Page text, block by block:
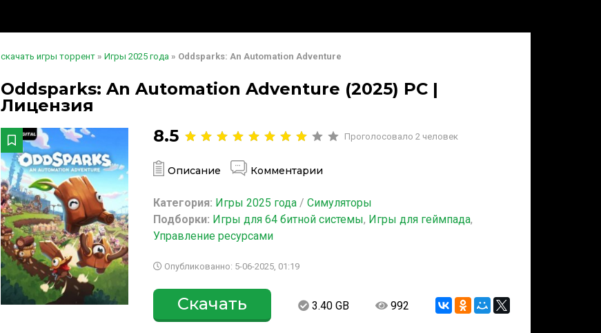
скачать игры торрент » Игры 2025 года » Oddsparks: An Automation Adventure
Oddsparks: An Automation Adventure (2025) PC |
Лицензия
8.5
Проголосовало2 человек
Описание Комментарии
Категория: Игры 2025 года /Симуляторы
Подборки: Игры для 64 битной системы, Игры для геймпада,
Управление ресурсами
Опубликованно: 5-06-2025, 01:19
Скачать 3.40 GB 992